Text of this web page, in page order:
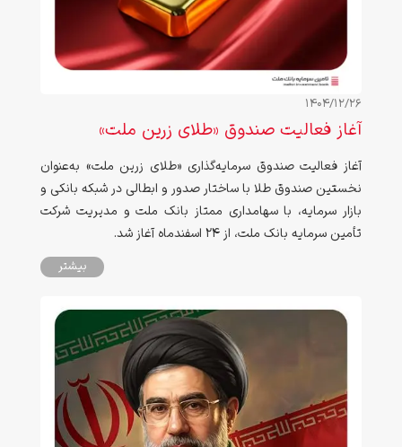
1404/12/26
آغاز فعالیت صندوق «طلای زرین ملت»
آغاز فعالیت صندوق سرمایه‌گذاری «طلای زرین ملت» به‌عنوان
نخستین صندوق طلا با ساختار صدور و ابطالی در شبکه بانکی و
بازار سرمایه، با سهامداری ممتاز بانک ملت و مدیریت شرکت
تأمین سرمایه بانک ملت، از 24 اسفندماه آغاز شد.
بیشتر